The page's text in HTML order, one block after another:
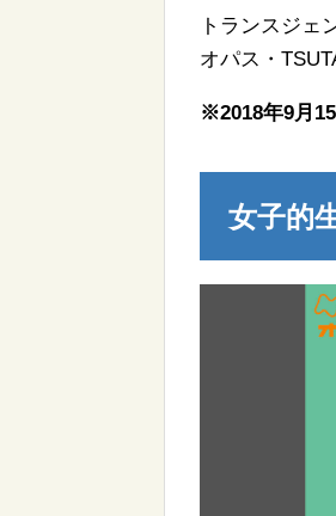
トランスジェ
オパス・
※2018年9月
女子的